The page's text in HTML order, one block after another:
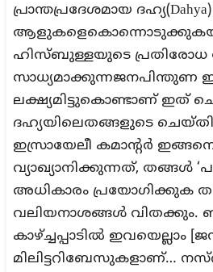
പ്രാന്തപ്രദേശമായ
ഹിസ്ബുള്ളയുടെ പ്രതിരോധ
സാധ്യമാക്കുന്നജനപിന്തുണ
ലക്ഷ്യമിട്ടുകൊണ്ടാണ് ഇത്
ദഹ്യയിലെതങ്ങളുടെ
ഇസ്രായേലീ കമാന്റര്‍
വ്യാഖ്യാനിക്കുന്നത്, തങ്ങള്‍
അധികാരം പ്രയോഗിക്കുക
വലിയനാശങ്ങള്‍ വിതക്കും.
കാഴ്ച്ചപ്പാടില്‍ ഇവയെല്ലാം
മിലിട്ടറിബേസുകളാണ്…